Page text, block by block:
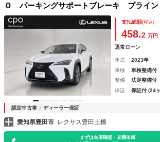
Ｏ パーキングサポートブレーキ ブライン
ー アクセサリーコンセント ＡＣ１００Ｖ
ライブレコーダー（純正／前後） ドアエッ
支払総額(税込)
458.2 万円
通常ローン
年式 2023年
車検
車検整備付
整備
法定整備付
保証
保証付 (24
認定中古車 ディーラー保証
愛知県豊田市 レクサス豊田土橋
まずは在庫確認・見積依頼